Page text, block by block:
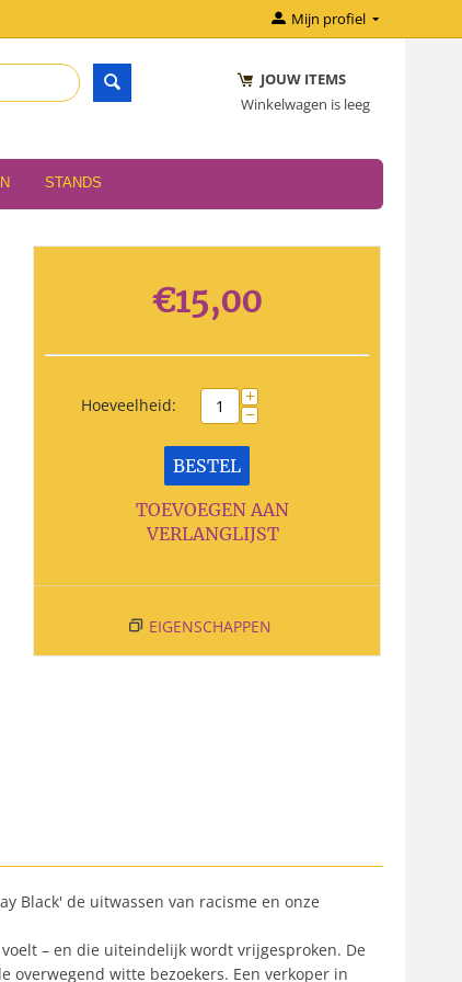
Mijn profiel
JOUW ITEMS
Winkelwagen is leeg
STANDS
€15,00
Hoeveelheid: +
−
BESTEL
TOEVOEGEN AAN
VERLANGLIJST
EIGENSCHAPPEN
Black' de uitwassen van racisme en onze
– en die uiteindelijk wordt vrijgesproken. De
overwegend witte bezoekers. Een verkoper in